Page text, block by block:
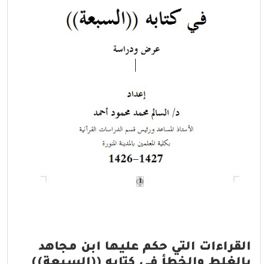
القراءات التي حكم عليها ابن مجاهد